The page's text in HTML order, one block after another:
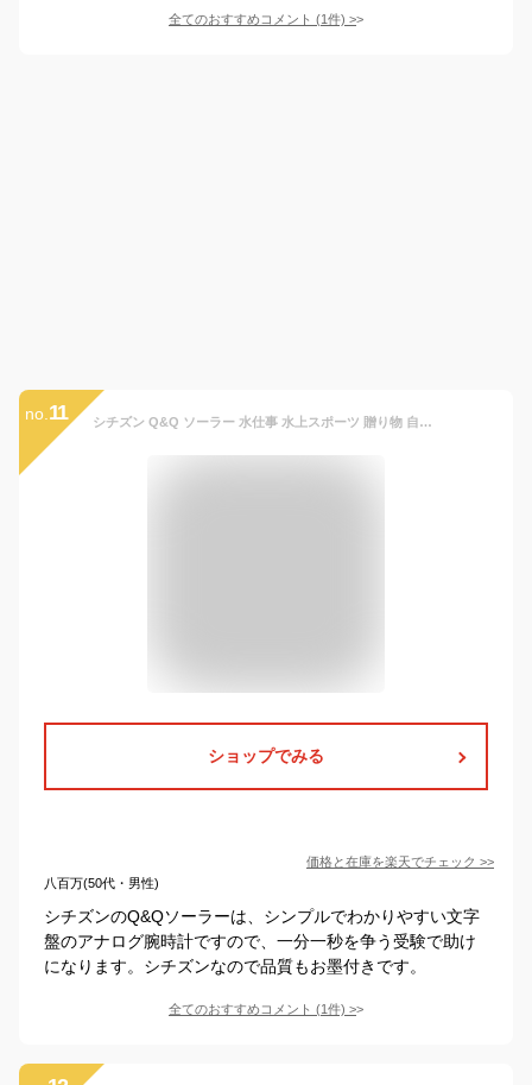
全てのおすすめコメント (1件) >
no. 11 シチズン Q&Q ソーラー 水仕事 水上スポーツ 贈り物 自分用 国内正規品 腕時計 メンズ レディース キッズ シニア チプシチ アナログ SOLARMATE 10気圧防水 カジュアル スタンダード 合成皮革 クリスマス プレゼント
ショップでみる
価格と在庫を楽天でチェック >>
八百万(50代・男性)
シチズンのQ&Qソーラーは、シンプルでわかりやすい文字
盤のアナログ腕時計ですので、一分一秒を争う受験で助け
になります。シチズンなので品質もお墨付きです。
全てのおすすめコメント (1件) >